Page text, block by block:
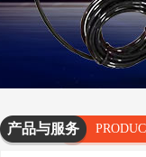
产品与服务